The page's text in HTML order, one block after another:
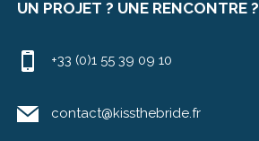
UN PROJET ? UNE RENCONTRE ?
+33 (0)1 55 39 09 10
contact@kissthebride.fr